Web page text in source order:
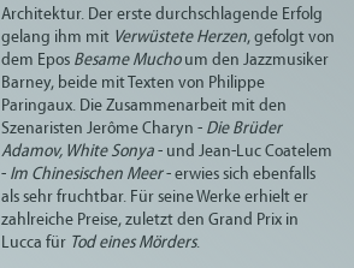
Architektur. Der erste durchschlagende Erfolg
gelang ihm mit Verwüstete Herzen, gefolgt von
dem Epos Besame Muchoum den Jazzmusiker
Barney, beide mit Texten von Philippe
Paringaux. Die Zusammenarbeit mit den
Szenaristen Jerôme Charyn - Die Brüder
Adamov, White Sonya- und Jean-Luc Coatelem
- Im Chinesischen Meer- erwies sich ebenfalls
als sehr fruchtbar. Für seine Werke erhielt er
zahlreiche Preise, zuletzt den Grand Prix in
Lucca für Tod eines Mörders.